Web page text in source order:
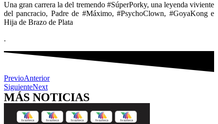
Una gran carrera la del tremendo #SúperPorky, una leyenda viviente
del pancracio, Padre de #Máximo, #PsychoClown, #GoyaKong e
Hija de Brazo de Plata
.
PrevioAnterior
SiguienteNext
MÁS NOTICIAS